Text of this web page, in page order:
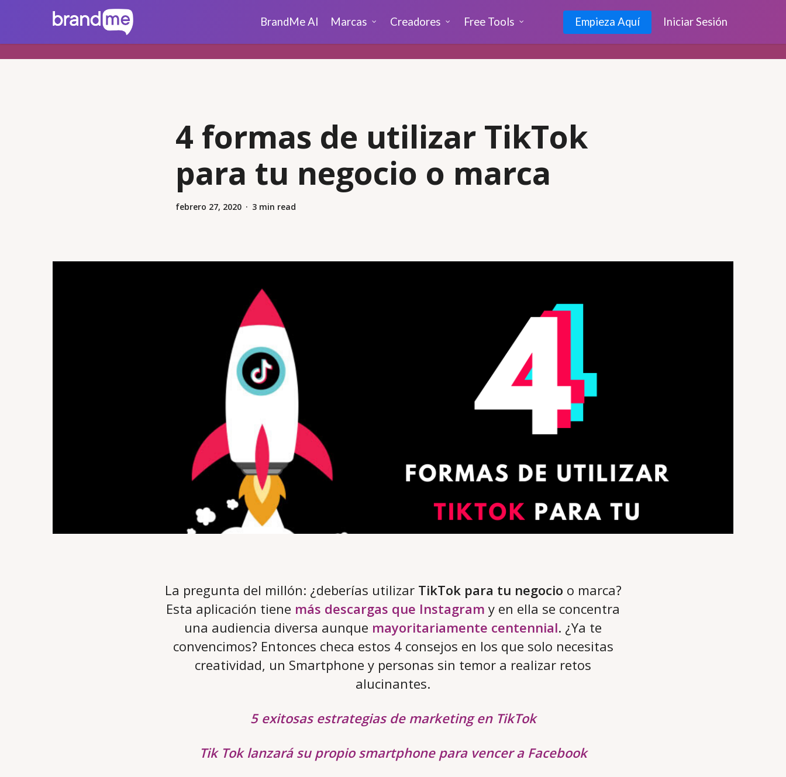
BrandMe AI Marcas Creadores Free Tools Empieza Aquí Iniciar Sesión
4 formas de utilizar TikTok
para tu negocio o marca
febrero 27, 2020 3 min read
La pregunta del millón: ¿deberías utilizar TikTok para tu negocio o marca?
Esta aplicación tiene más descargas que Instagram y en ella se concentra
una audiencia diversa aunque mayoritariamente centennial. ¿Ya te
convencimos? Entonces checa estos 4 consejos en los que solo necesitas
creatividad, un Smartphone y personas sin temor a realizar retos
alucinantes.
5 exitosas estrategias de marketing en TikTok
Tik Tok lanzará su propio smartphone para vencer a Facebook